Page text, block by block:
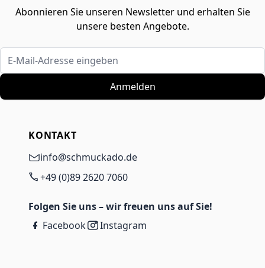
Abonnieren Sie unseren Newsletter und erhalten Sie
unsere besten Angebote.
E-Mail-Adresse eingeben
Anmelden
KONTAKT
info@schmuckado.de
+49 (0)89 2620 7060
Folgen Sie uns – wir freuen uns auf Sie!
Facebook
Instagram